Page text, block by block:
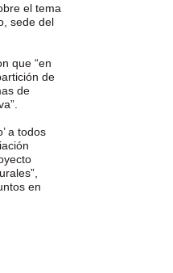
el tema
sede del
que “en
de
de
a todos
en